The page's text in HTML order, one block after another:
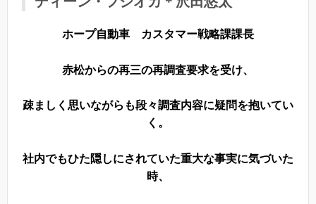
ホープ自動車 カスタマー戦略課課長
赤松からの再三の再調査要求を受け、
疎ましく思いながらも段々調査内容に疑問を抱いてい
く。
社内でもひた隠しにされていた重大な事実に気づいた
時、